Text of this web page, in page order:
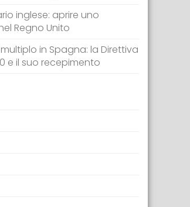
inglese: aprire uno
Regno Unito
in Spagna: la Direttiva
e il suo recepimento